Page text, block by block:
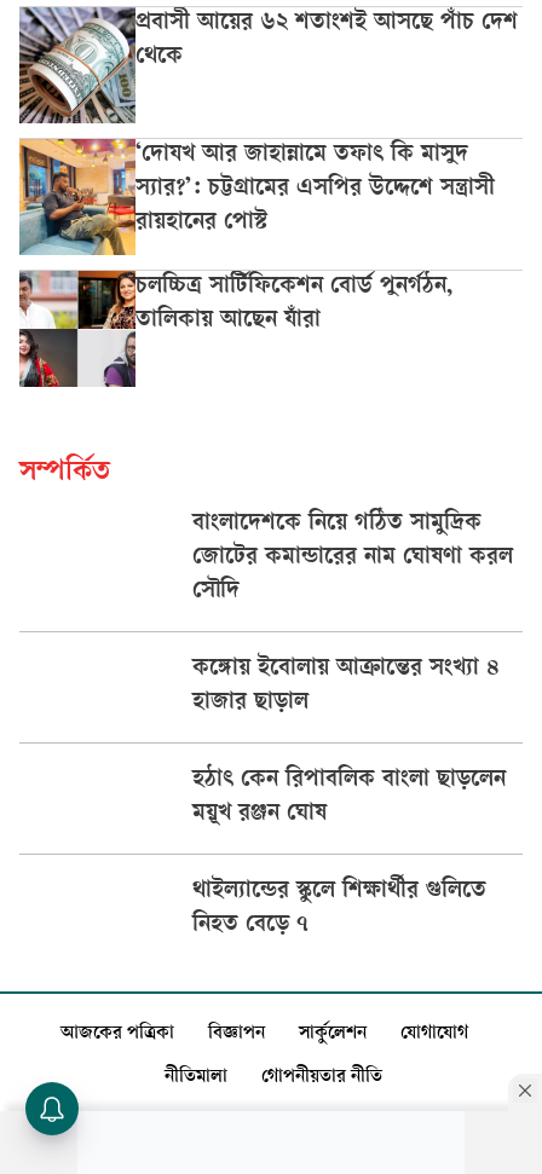
প্রবাসী আয়ের ৬২ শতাংশই আসছে পাঁচ দেশ
থেকে
‘দোযখ আর জাহান্নামে তফাৎ কি মাসুদ
স্যার?’: চট্টগ্রামের এসপির উদ্দেশে সন্ত্রাসী
রায়হানের পোস্ট
চলচ্চিত্র সার্টিফিকেশন বোর্ড পুনর্গঠন,
তালিকায় আছেন যাঁরা
সম্পর্কিত
বাংলাদেশকে নিয়ে গঠিত সামুদ্রিক
জোটের কমান্ডারের নাম ঘোষণা করল
সৌদি
কঙ্গোয় ইবোলায় আক্রান্তের সংখ্যা ৪
হাজার ছাড়াল
হঠাৎ কেন রিপাবলিক বাংলা ছাড়লেন
ময়ূখ রঞ্জন ঘোষ
থাইল্যান্ডের স্কুলে শিক্ষার্থীর গুলিতে
নিহত বেড়ে ৭
আজকের পত্রিকা বিজ্ঞাপন সার্কুলেশন যোগাযোগ
নীতিমালা গোপনীয়তার নীতি